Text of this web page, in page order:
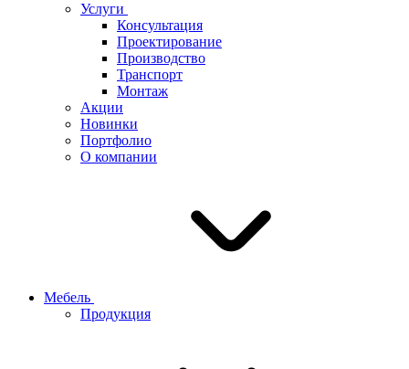
Услуги
Консультация
Проектирование
Производство
Транспорт
Монтаж
Акции
Новинки
Портфолио
О компании
Мебель
Продукция